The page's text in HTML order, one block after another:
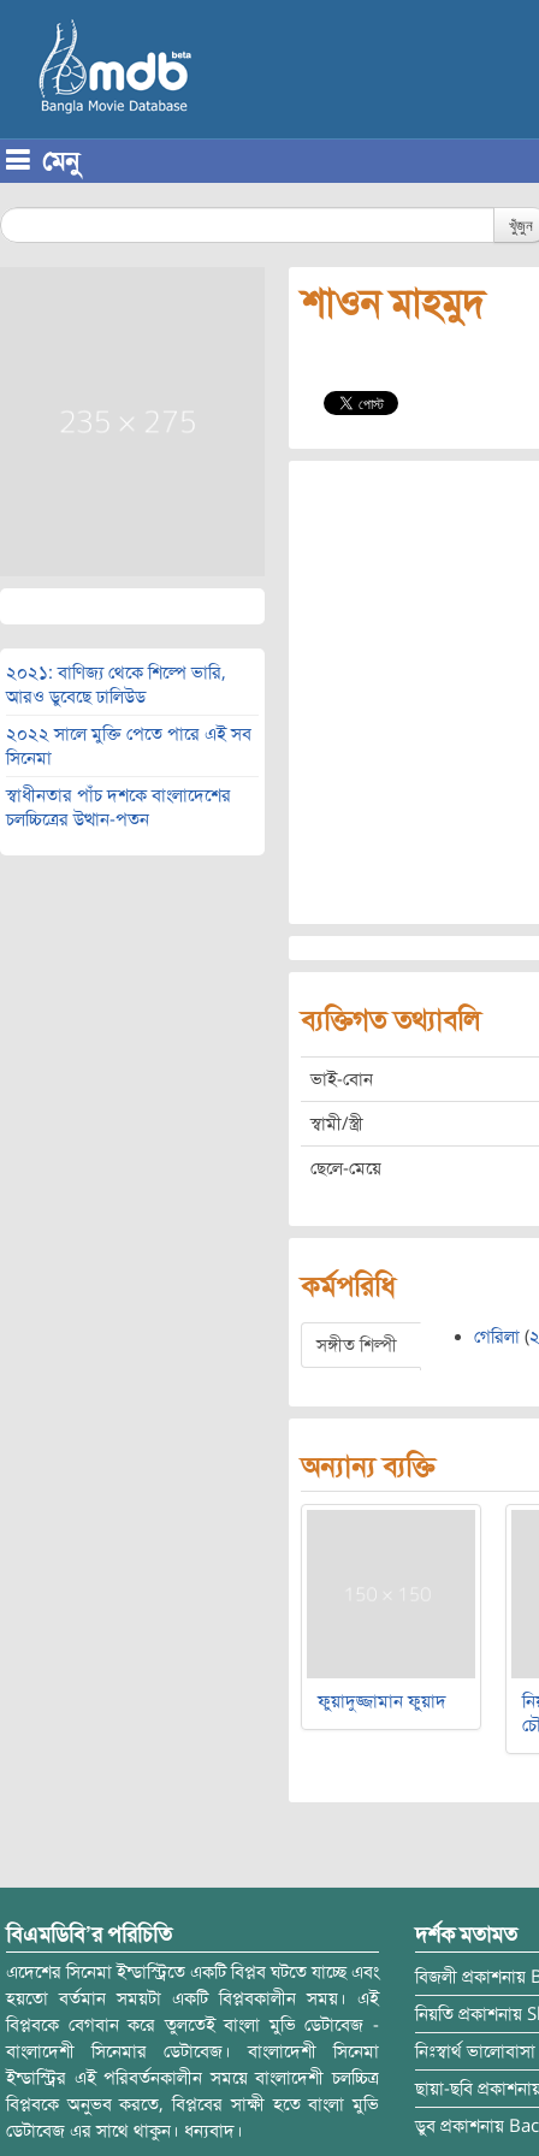
মেনু
খুঁজুন
২০২১: বাণিজ্য থেকে শিল্পে ভারি,
আরও ডুবেছে ঢালিউড
২০২২ সালে মুক্তি পেতে পারে এই সব
সিনেমা
স্বাধীনতার পাঁচ দশকে বাংলাদেশের
চলচ্চিত্রের উত্থান-পতন
শাওন মাহমুদ
ব্যক্তিগত তথ্যাবলি
ভাই-বোন
স্বামী/স্ত্রী
ছেলে-মেয়ে
কর্মপরিধি
সঙ্গীত শিল্পী গেরিলা (
অন্যান্য ব্যক্তি
ফুয়াদুজ্জামান ফুয়াদ
বিএমডিবি’র পরিচিতি
এদেশের সিনেমা ইন্ডাস্ট্রিতে একটি বিপ্লব ঘটতে যাচ্ছে এবং
হয়তো বর্তমান সময়টা একটি বিপ্লবকালীন সময়। এই
বিপ্লবকে বেগবান করে তুলতেই বাংলা মুভি ডেটাবেজ -
বাংলাদেশী সিনেমার ডেটাবেজ। বাংলাদেশী সিনেমা
ইন্ডাস্ট্রির এই পরিবর্তনকালীন সময়ে বাংলাদেশী চলচ্চিত্র
বিপ্লবকে অনুভব করতে, বিপ্লবের সাক্ষী হতে বাংলা মুভি
ডেটাবেজ এর সাথে থাকুন। ধন্যবাদ।
দর্শক মতামত
বিজলী প্রকাশনায়
নিয়তি প্রকাশনায়
নিঃস্বার্থ ভালোবাসা
ছায়া-ছবি
ডুব প্রকাশনায়